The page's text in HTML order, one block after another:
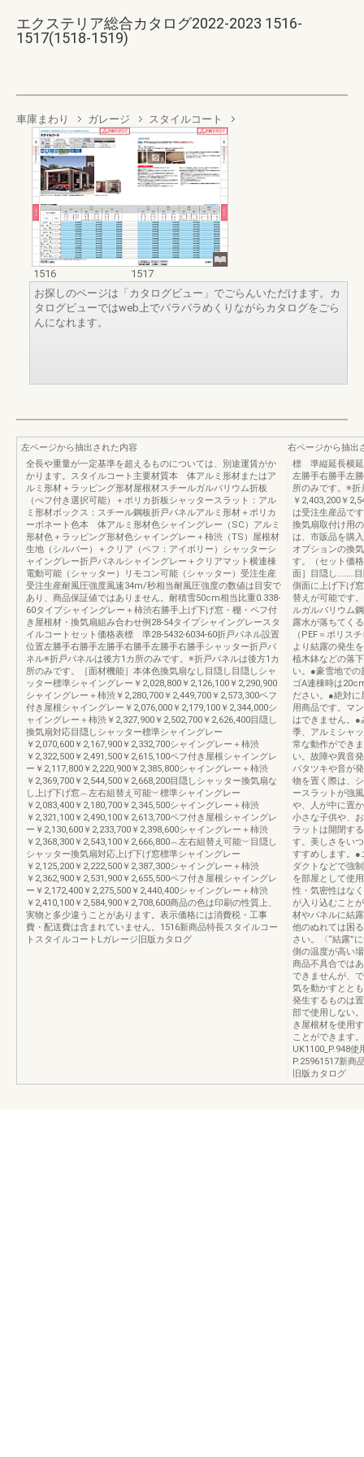
エクステリア総合カタログ2022-2023 1516-
1517(1518-1519)
車庫まわり ガレージ スタイルコート
1516
1517
お探しのページは「カタログビュー」でごらんいただけます。カ
タログビューではweb上でパラパラめくりながらカタログをごら
んになれます。
左ページから抽出された内容
全長や重量が一定基準を超えるものについては、別途運賃がか
かります。スタイルコート主要材質本 体アルミ形材またはア
ルミ形材＋ラッピング形材屋根材スチールガルバリウム折板
（ぺフ付き選択可能）＋ポリカ折板シャッタースラット：アル
ミ形材ボックス：スチール鋼板折戸パネルアルミ形材＋ポリカ
ーボネート色本 体アルミ形材色シャイングレー（SC）アルミ
形材色＋ラッピング形材色シャイングレー＋柿渋（TS）屋根材
生地（シルバー）＋クリア（ペフ：アイボリー）シャッターシ
ャイングレー折戸パネルシャイングレー＋クリアマット横連棟
電動可能（シャッター）リモコン可能（シャッター）受注生産
受注生産耐風圧強度風速34m/秒相当耐風圧強度の数値は目安で
あり、商品保証値ではありません。耐積雪50cm相当比重0.338-
60タイプシャイングレー＋柿渋右勝手上げ下げ窓・棚・ペフ付
き屋根材・換気扇組み合わせ例28-54タイプシャイングレースタ
イルコートセット価格表標 準28‐5432‐6034‐60折戸パネル設置
位置左勝手右勝手左勝手右勝手左勝手右勝手シャッター折戸パ
ネル※折戸パネルは後方1カ所のみです。※折戸パネルは後方1カ
所のみです。［面材機能］本体色換気扇なし目隠し目隠しシャ
ッター標準シャイングレー￥2,028,800￥2,126,100￥2,290,900
シャイングレー＋柿渋￥2,280,700￥2,449,700￥2,573,300ペフ
付き屋根シャイングレー￥2,076,000￥2,179,100￥2,344,000シ
ャイングレー＋柿渋￥2,327,900￥2,502,700￥2,626,400目隠し
換気扇対応目隠しシャッター標準シャイングレー
￥2,070,600￥2,167,900￥2,332,700シャイングレー＋柿渋
￥2,322,500￥2,491,500￥2,615,100ペフ付き屋根シャイングレ
ー￥2,117,800￥2,220,900￥2,385,800シャイングレー＋柿渋
￥2,369,700￥2,544,500￥2,668,200目隠しシャッター換気扇な
し上げ下げ窓︵左右組替え可能︶標準シャイングレー
￥2,083,400￥2,180,700￥2,345,500シャイングレー＋柿渋
￥2,321,100￥2,490,100￥2,613,700ペフ付き屋根シャイングレ
ー￥2,130,600￥2,233,700￥2,398,600シャイングレー＋柿渋
￥2,368,300￥2,543,100￥2,666,800︵左右組替え可能︶目隠し
シャッター換気扇対応上げ下げ窓標準シャイングレー
￥2,125,200￥2,222,500￥2,387,300シャイングレー＋柿渋
￥2,362,900￥2,531,900￥2,655,500ペフ付き屋根シャイングレ
ー￥2,172,400￥2,275,500￥2,440,400シャイングレー＋柿渋
￥2,410,100￥2,584,900￥2,708,600商品の色は印刷の性質上、
実物と多少違うことがあります。表示価格には消費税・工事
費・配送費は含まれていません。1516新商品特長スタイルコー
トスタイルコートLガレージ旧版カタログ
右ページから抽出
標 準縦延長横延
左勝手右勝手左
所のみです。※折
￥2,403,200￥
は受注生産品で
換気扇取付け用
は、市販品を購
オプションの換
す。（セット価
面］目隠し………
側面に上げ下げ
替えが可能です
ルガルバリウム
露水が落ちてく
（PEF＝ポリス
より結露の発生
植木鉢などの落
い。●豪雪地で
ゴA連棟時は
ださい。●絶対
用商品です。マ
はできません。●
季、アルミシャ
常な動作ができ
い。故障や異音
バタツキや音が
物を置く際は、
ースラットが強
や、人が中に置
小さな子供や、
ラットは開閉す
す。美しさをい
すすめします。●
ダクトなどで強
を部屋として使
性・気密性はな
が入り込むこと
材やパネルに結
他のぬれては困
さい。〈“結露”
側の温度が高い
商品不具合では
できませんが、
気を動かすとと
発生するものは
部で使用しない
き屋根材を使用
ことができます
UK1100_P.948
P.25961517新商
旧版カタログ